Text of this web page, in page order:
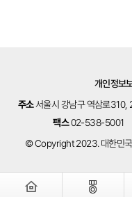
개인정보
주소서울시 강남구 역삼로310,
팩스02-538-5001
© Copyright 2023. 대한민국